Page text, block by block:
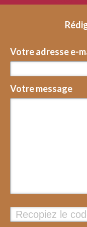
Votre adresse e-
Votre message